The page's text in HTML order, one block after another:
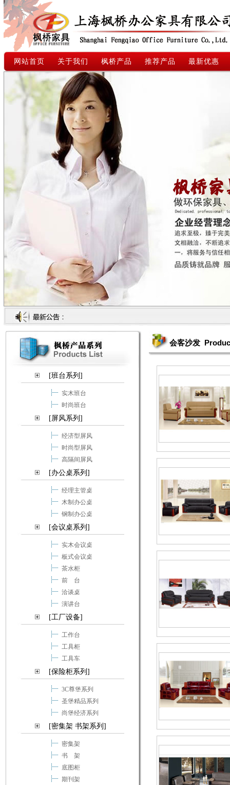
网站首页 关于我们 枫桥产品 推荐产品 最新优惠
[班台系列]
实木班台
时尚班台
[屏风系列]
经济型屏风
时尚型屏风
高隔间屏风
[办公桌系列]
经理主管桌
木制办公桌
钢制办公桌
[会议桌系列]
实木会议桌
板式会议桌
茶水柜
前 台
洽谈桌
演讲台
[工厂设备]
工作台
工具柜
工具车
[保险柜系列]
3C尊堡系列
圣堡精品系列
尚堡经济系列
[密集架 书架系列]
密集架
书 架
底图柜
期刊架
会客沙发